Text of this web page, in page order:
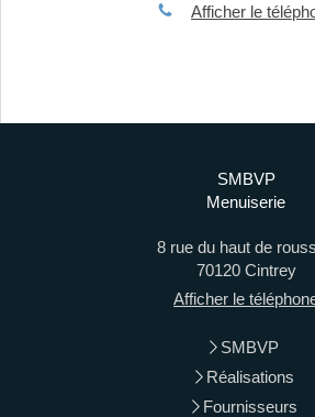
Afficher le
SMBVP
Menuiserie
8 rue du haut de
70120 Cintrey
Afficher le
SMBVP
Réalisations
Fournisseurs